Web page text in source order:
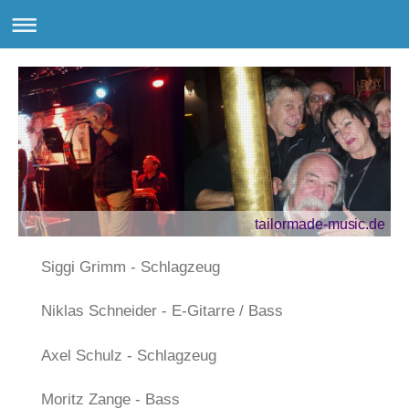
tailormade-music.de
Siggi Grimm - Schlagzeug
Niklas Schneider - E-Gitarre / Bass
Axel Schulz - Schlagzeug
Moritz Zange - Bass